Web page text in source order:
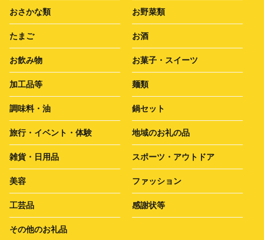
おさかな類 お野菜類
たまご お酒
お飲み物 お菓子・スイーツ
加工品等 麺類
調味料・油 鍋セット
旅行・イベント・体験 地域のお礼の品
雑貨・日用品 スポーツ・アウトドア
美容 ファッション
工芸品 感謝状等
その他のお礼品